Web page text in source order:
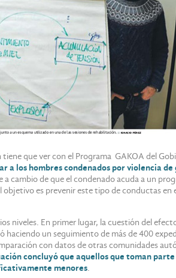
que ver con el Programa GAKOA del
a los hombres condenados por violencia de
a cambio de que el condenado acuda a un
es prevenir este tipo de conductas
niveles. En primer lugar, la cuestión del
haciendo un seguimiento de más de 400
con datos de otras comunidades
concluyó que aquellos que toman
menores.